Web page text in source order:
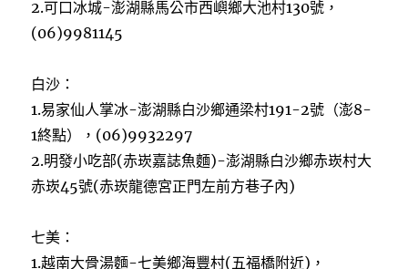
2.可口冰城-澎湖縣馬公市西嶼鄉大池村130號，
(06)9981145
白沙：
1.易家仙人掌冰-澎湖縣白沙鄉通梁村191-2號（澎8-
1終點），(06)9932297
2.明發小吃部(赤崁嘉誌魚麵)-澎湖縣白沙鄉赤崁村大
赤崁45號(赤崁龍德宮正門左前方巷子內)
七美：
1.越南大骨湯麵-七美鄉海豐村(五福橋附近)，